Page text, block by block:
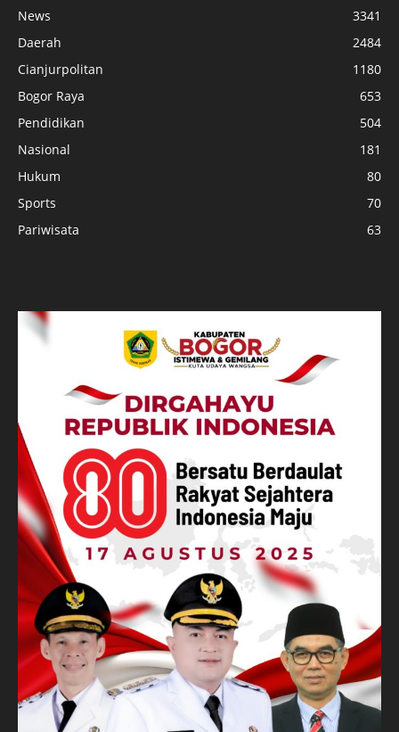
News
3341
Daerah
2484
Cianjurpolitan
1180
Bogor Raya
653
Pendidikan
504
Nasional
181
Hukum
80
Sports
70
Pariwisata
63